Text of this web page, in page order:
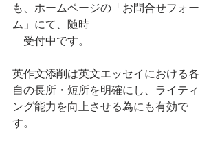
も、ホームページの「お問合せフォー
ム」にて、随時
受付中です。
英作文添削は英文エッセイにおける各
自の長所・短所を明確にし、ライティ
ング能力を向上させる為にも有効で
す。